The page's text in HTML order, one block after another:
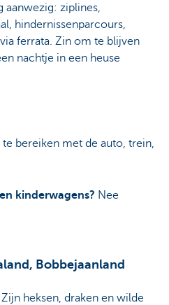
aanwezig: ziplines,
hindernissenparcours,
ferrata. Zin om te blijven
nachtje in een heuse
te bereiken met de auto, trein,
kinderwagens? Nee
Bobbejaanland
heksen, draken en wilde